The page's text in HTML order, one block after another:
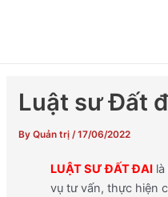
Luật sư Đất
By Quản trị /17/06/2022
LUẬT SƯ ĐẤT ĐAIlà
vụ tư vấn, thực hiện